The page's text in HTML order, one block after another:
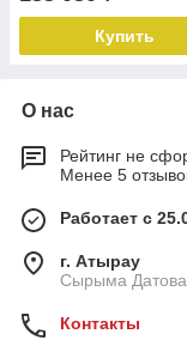
Купить
О нас
Рейтинг не
Менее 5
Работает с
г. Атырау
Сырыма
Контакты